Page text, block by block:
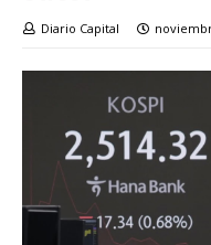
Diario Capital